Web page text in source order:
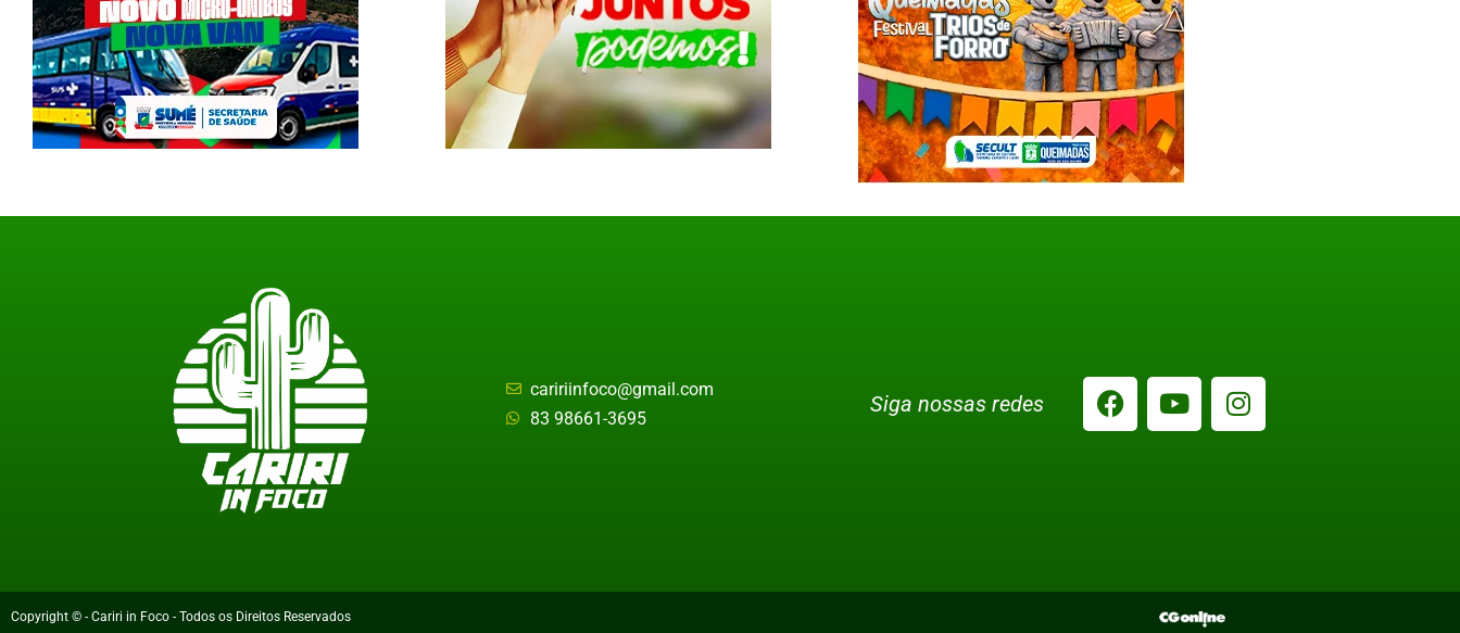
caririinfoco@gmail.com
83 98661-3695
Siga nossas redes
Copyright © - Cariri in Foco - Todos os Direitos Reservados